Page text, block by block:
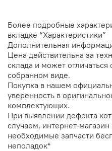
Более подробные
вкладке “Характеристики”
Дополнительная
Цена действительна за
склада и может отличаться
собранном виде.
Покупка в нашем
уверенность в
комплектующих.
При выявлении дефекта
случаем, интернет-магазин
необходимые запчасти
неполадок*